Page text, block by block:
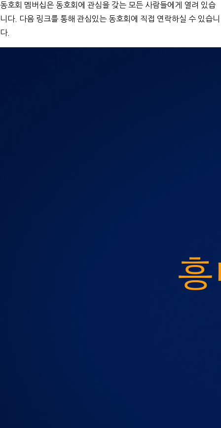
동호회 멤버십은 동호회에 관심을 갖는 모든 사람들에게 열려 있습
니다. 다음 링크를 통해 관심있는 동호회에 직접 연락하실 수 있습니
다.